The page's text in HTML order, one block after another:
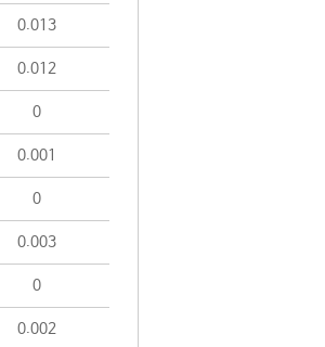
0.013
0.012
0
0.001
0
0.003
0
0.002